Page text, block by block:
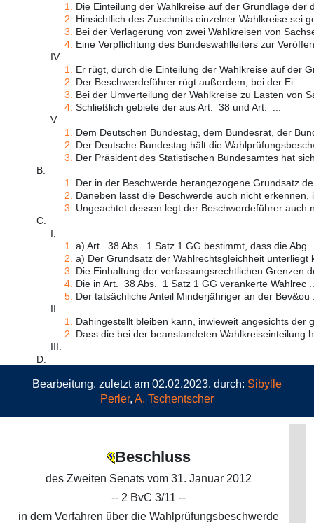
1.
Die Einteilung der Wahlkreise auf der Grundlage der
2.
Hinsichtlich des Zuschnitts einzelner Wahlkreise sei
3.
Bei der Verlagerung von zwei Wahlkreisen von
4. Eine Verpflichtung des Bundeswahlleiters zur
IV.
1.
Er rügt, durch die Einteilung der Wahlkreise auf der
2.
Der Beschwerdeführer rügt außerdem, bei der Ei ...
3.
Bei der Umverteilung der Wahlkreise zu Lasten von
4. Schließlich gebiete der aus Art. 38 und Art. ...
V.
1.
Dem Deutschen Bundestag, dem Bundesrat, der
2.
Der Deutsche Bundestag hält die
3.
Der Präsident des Statistischen Bundesamtes hat
B.
1.
Der in der Beschwerde herangezogene Grundsatz
2.
Daneben lässt die Beschwerde auch nicht erkennen,
3.
Ungeachtet dessen legt der Beschwerdeführer auch
C.
I.
1.
a) Art. 38 Abs. 1 Satz 1 GG bestimmt, dass die Abg
2. a) Der Grundsatz der Wahlrechtsgleichheit unterliegt
3.
Die Einhaltung der verfassungsrechtlichen Grenzen
4. Die in Art. 38 Abs. 1 Satz 1 GG verankerte Wahlrec
5. Der tatsächliche Anteil Minderjähriger an der Bev&ou
II.
1.
Dahingestellt bleiben kann, inwieweit angesichts der
2.
Dass die bei der beanstandeten Wahlkreiseinteilung
III.
D.
Bearbeitung, zuletzt am 02.02.2023, durch: Sibylle
Perler, A. Tschentscher
Beschluss
des Zweiten Senats vom 31. Januar 2012
-- 2 BvC 3/11 --
in dem Verfahren über die Wahlprüfungsbeschwerde